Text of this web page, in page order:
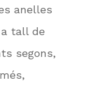
anelles
tall de
segons,